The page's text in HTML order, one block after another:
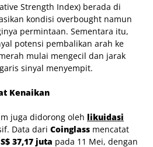
Strength Index) berada di
kondisi overbought namun
permintaan. Sementara itu,
potensi pembalikan arah ke
mulai mengecil dan jarak
sinyal menyempit.
Kenaikan
juga didorong oleh likuidasi
Data dari Coinglass mencatat
37,17 juta pada 11 Mei, dengan